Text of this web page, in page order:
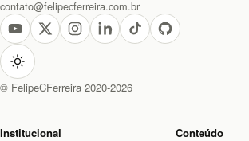
contato@felipecferreira.com.br
© FelipeCFerreira 2020-2026
Institucional Conteúdo